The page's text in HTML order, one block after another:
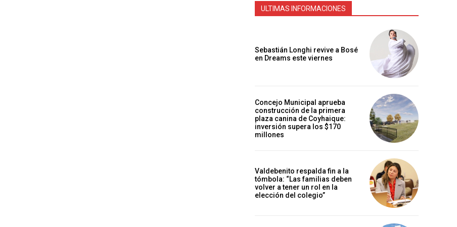
ULTIMAS INFORMACIONES
Sebastián Longhi revive a Bosé
en Dreams este viernes
Concejo Municipal aprueba
construcción de la primera
plaza canina de Coyhaique:
inversión supera los $170
millones
Valdebenito respalda fin a la
tómbola: “Las familias deben
volver a tener un rol en la
elección del colegio”